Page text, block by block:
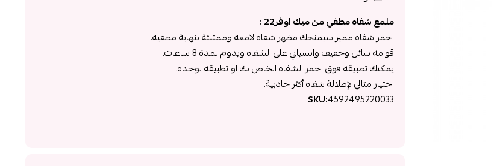
ملمع شفاه مطفي من ميك اوفر22 :
احمر شفاه مميز سيمنحك مظهر شفاه لامعة وممتلئة بنهاية مطفية.
قوامه سائل وخفيف وانسيابي على الشفاه ويدوم لمدة 8 ساعات.
يمكنك تطبيقه فوق احمر الشفاه الخاص بك او تطبيقه لوحده.
اختيار مثالي لإطلالة شفاه أكثر جاذبية.
SKU:4592495220033